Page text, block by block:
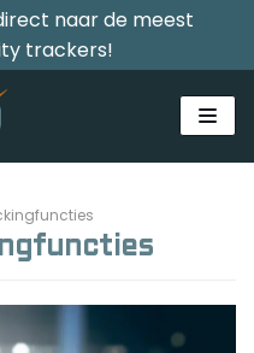
naar de meest
trackers!